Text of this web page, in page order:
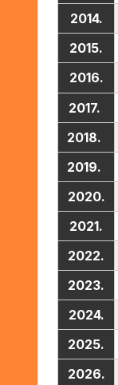
2014.
2015.
2016.
2017.
2018.
2019.
2020.
2021.
2022.
2023.
2024.
2025.
2026.